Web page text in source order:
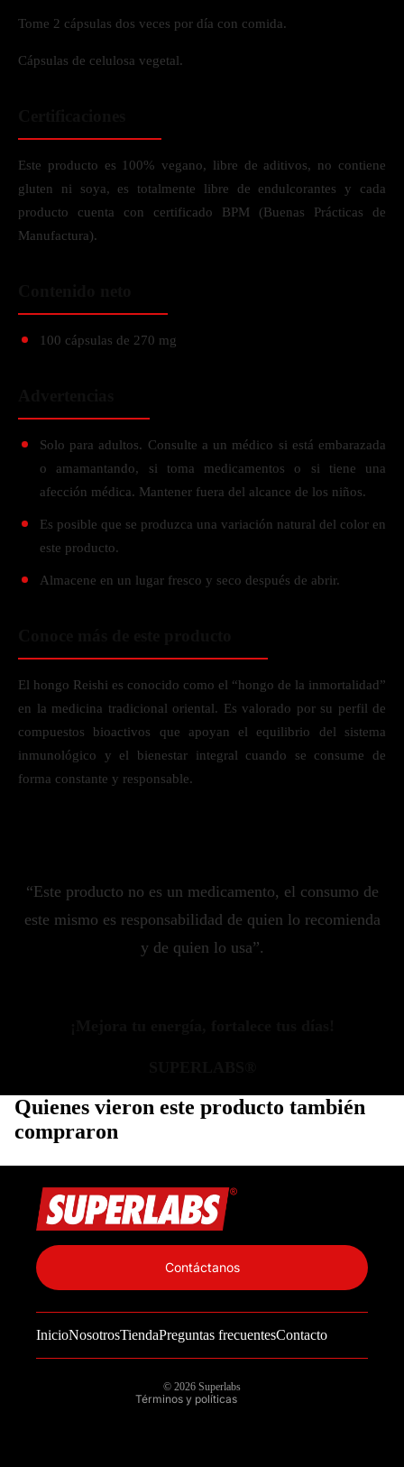
Tome 2 cápsulas dos veces por día con comida.
Cápsulas de celulosa vegetal.
Este producto es 100% vegano, libre de aditivos, no contiene
gluten ni soya, es totalmente libre de endulcorantes y cada
producto cuenta con certificado BPM (Buenas Prácticas de
Manufactura).
100 cápsulas de 270 mg
Solo para adultos. Consulte a un médico si está embarazada
o amamantando, si toma medicamentos o si tiene una
afección médica. Mantener fuera del alcance de los niños.
Es posible que se produzca una variación natural del color en
este producto.
Almacene en un lugar fresco y seco después de abrir.
El hongo Reishi es conocido como el “hongo de la inmortalidad”
en la medicina tradicional oriental. Es valorado por su perfil de
compuestos bioactivos que apoyan el equilibrio del sistema
inmunológico y el bienestar integral cuando se consume de
forma constante y responsable.
“Este producto no es un medicamento, el consumo de
este mismo es responsabilidad de quien lo recomienda
y de quien lo usa”.
Quienes vieron este producto también
compraron
InicioNosotrosTiendaPreguntas frecuentesContacto
Contáctanos
© 2026 Superlabs
Términos y políticas
Información de contacto
Política de reembolso
Términos del servicio
Política de envío